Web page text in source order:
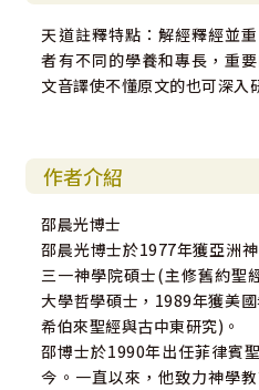
天道註釋特點：解經釋經並
者有不同的學養和專長，重
文音譯使不懂原文的也可深入
作者介紹
邵晨光博士
邵晨光博士於1977年獲亞洲
三一神學院碩士(主修舊約聖
大學哲學碩士，1989年獲美
希伯來聖經與古中東研究)。
邵博士於1990年出任菲律賓
今。一直以來，他致力神學